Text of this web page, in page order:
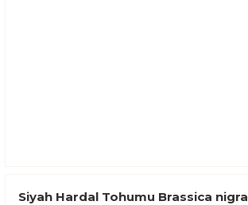
Siyah Hardal Tohumu Brassica nigra